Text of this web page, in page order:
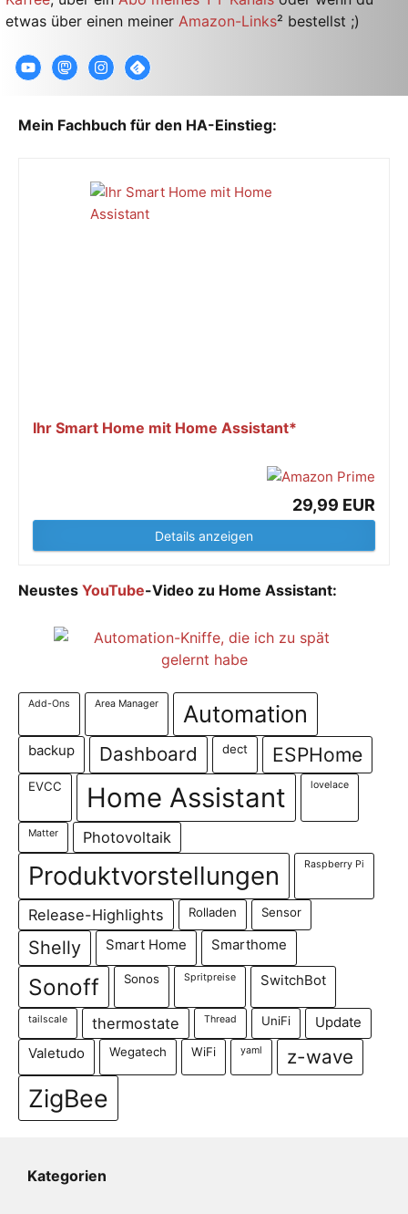
etwas über einen meiner Amazon-Links² bestellst ;)
Mein Fachbuch für den HA-Einstieg:
Ihr Smart Home mit Home Assistant*
29,99 EUR
Details anzeigen
Neustes YouTube-Video zu Home Assistant:
Add-Ons Area Manager Automation
backup Dashboard dect ESPHome
EVCC Home Assistant lovelace
Matter Photovoltaik
Produktvorstellungen Raspberry Pi
Release-Highlights Rolladen Sensor
Shelly Smart Home Smarthome
Sonoff Sonos Spritpreise SwitchBot
tailscale thermostate Thread UniFi
Update
Valetudo
Wegatech WiFi yaml z-wave
ZigBee
Kategorien